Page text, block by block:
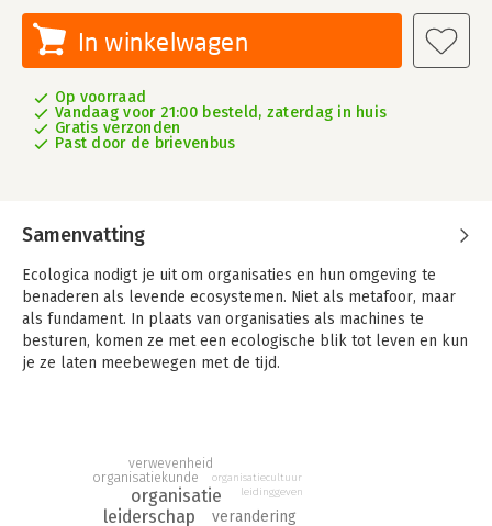
In winkelwagen
Op voorraad
Vandaag voor 21:00 besteld, zaterdag in huis
Gratis verzonden
Past door de brievenbus
Samenvatting
Ecologica nodigt je uit om organisaties en hun omgeving te
benaderen als levende ecosystemen. Niet als metafoor, maar
als fundament. In plaats van organisaties als machines te
besturen, komen ze met een ecologische blik tot leven en kun
je ze laten meebewegen met de tijd.
verandering. Je ontdekt hoe systemen verstarren én
regenereren. Hoe de natuur omgaat met weerstand en
verstoring. Hoe ieder mens, elk team en elke organisatie zijn
leiderschap
organisatie
verandering
organisatiekunde
verwevenheid
organisatiecultuur
leidinggeven